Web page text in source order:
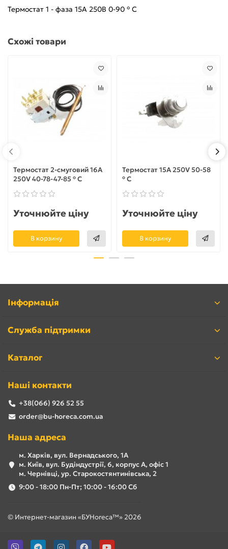
Термостат 1 - фаза 15А 250В 0-90 ° С
Схожі товари
Термостат 2-смуговий 16A
250V 40-78-47-85 ° С
Уточнюйте ціну
В корзину
Термостат 15A 250V 50-58
° C
Уточнюйте ціну
В корзину
Інформація
Служба підтримки
Каталог
Наші контакти
+38(066) 926 52 55
order@bu-horeca.com.ua
Наша адреса
м. Харків, вул. Вернадського, 1А
м. Київ, вул. Будіндустрії, 6, корпус А, офіс 1
м. Чернівці, ур. Старокостянтинівська, 2
9:00 - 18:00 Пн-Пт; 10:00 - 16:00 Сб
© Интернет-магазин «БУHoreca™» 2026